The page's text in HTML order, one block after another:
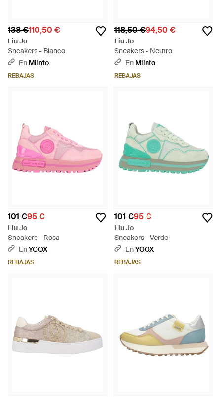
138 €110,50 €
Liu Jo
Sneakers - Blanco
En Miinto
REBAJAS
118,50 €94,50 €
Liu Jo
Sneakers - Neutro
En Miinto
REBAJAS
101 €95 €
Liu Jo
Sneakers - Rosa
EnYOOX
REBAJAS
101 €95 €
Liu Jo
Sneakers - Verde
EnYOOX
REBAJAS